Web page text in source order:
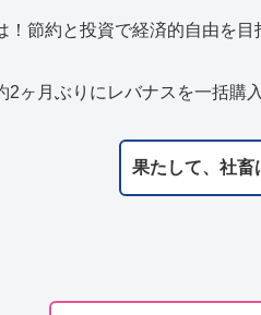
！節約と投資で経済的自由を目
2ヶ月ぶりにレバナスを一括購
果たして、社畜